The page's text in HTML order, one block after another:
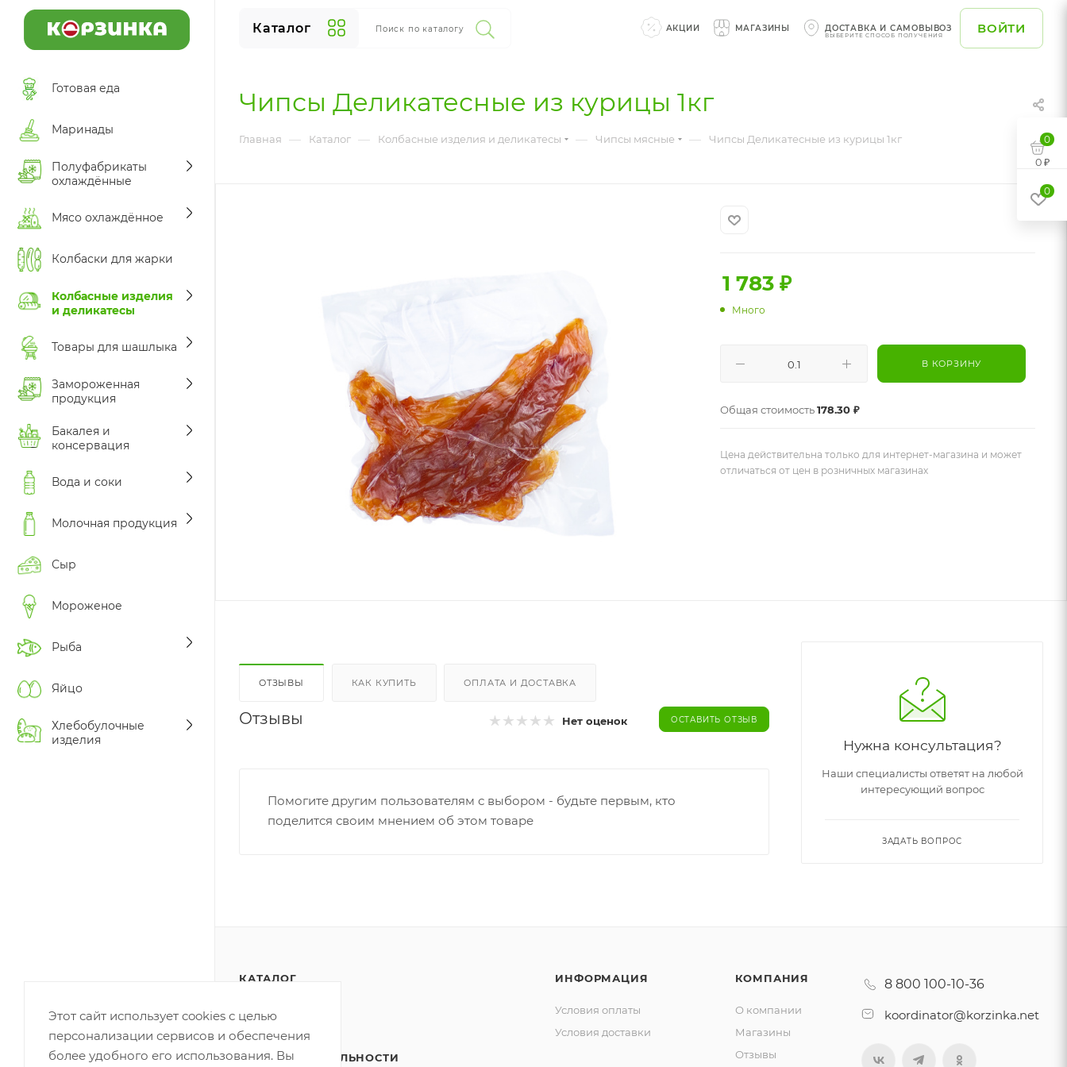
ВОЙТИ
ДОСТАВКА И САМОВЫВОЗ
ВЫБЕРИТЕ СПОСОБ ПОЛУЧЕНИЯ
МАГАЗИНЫ
АКЦИИ
Каталог Поиск по каталогу
Готовая еда
Маринады
Полуфабрикаты
охлаждённые
Мясо охлаждённое
Колбаски для жарки
Колбасные изделия
и деликатесы
Товары для шашлыка
Замороженная
продукция
Бакалея и
консервация
Вода и соки
Молочная продукция
Сыр
Мороженое
Рыба
Яйцо
Хлебобулочные
изделия
Чипсы Деликатесные из курицы 1кг
Главная — Каталог — Колбасные изделия и деликатесы — Чипсы мясные — Чипсы Деликатесные из курицы 1кг
1 783₽
Много
В КОРЗИНУ
Общая стоимость178.30 ₽
Цена действительна только для интернет-магазина и может
отличаться от цен в розничных магазинах
ОТЗЫВЫ КАК КУПИТЬ ОПЛАТА И ДОСТАВКА
Отзывы Нет оценок ОСТАВИТЬ ОТЗЫВ
Помогите другим пользователям с выбором - будьте первым, кто
поделится своим мнением об этом товаре
Нужна консультация?
Наши специалисты ответят на любой
интересующий вопрос
ЗАДАТЬ ВОПРОС
КАТАЛОГ
ПОЛИТИКА
КОНФИДЕНЦИАЛЬНОСТИ
ИНФОРМАЦИЯ
Условия оплаты
Условия доставки
КОМПАНИЯ
О компании
Магазины
Отзывы
8 800 100-10-36
koordinator@korzinka.net
0
0 ₽
0
Этот сайт использует cookies с целью
персонализации сервисов и обеспечения
более удобного его использования. Вы